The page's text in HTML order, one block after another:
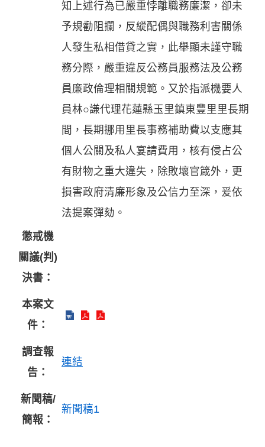
知上述行為已嚴重悖離職務廉潔，卻未
予規勸阻攔，反縱配偶與職務利害關係
人發生私相借貸之實，此舉顯未謹守職
務分際，嚴重違反公務員服務法及公務
員廉政倫理相關規範。又於指派機要人
員林○謙代理花蓮縣玉里鎮東豐里里長期
間，長期挪用里長事務補助費以支應其
個人公關及私人宴請費用，核有侵占公
有財物之重大違失，除敗壞官箴外，更
損害政府清廉形象及公信力至深，爰依
法提案彈劾。
懲戒機
關議(判)
決書：
本案文
件：
調查報
告：
連結
新聞稿/
簡報：
新聞稿1